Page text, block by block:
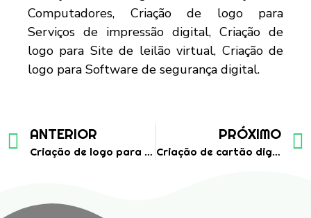
ANTERIOR
Criação de logo para Petshop
PRÓXIMO
Criação de cartão digital para imobíliaria